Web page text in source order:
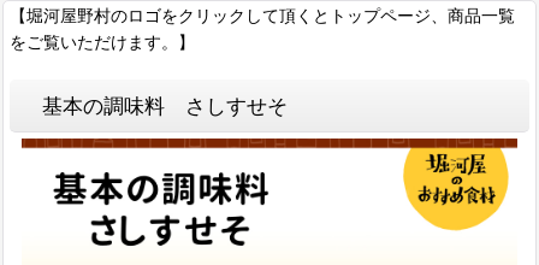
【堀河屋野村のロゴをクリックして頂くとトップページ、商品一覧
をご覧いただけます。】
基本の調味料 さしすせそ